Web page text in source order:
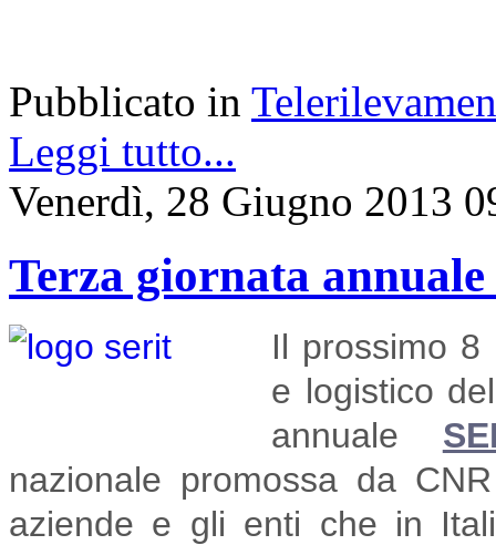
Pubblicato in
Leggi tutto...
Venerdì, 28 Giugno 2013
Terza giornata
Il prossimo 8
e logistico
annuale
nazionale promossa da
aziende e gli enti che in